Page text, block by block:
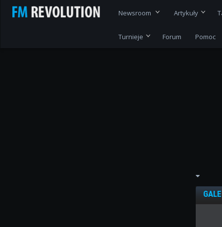
Newsroom Artykuły
Turnieje Forum Pomoc